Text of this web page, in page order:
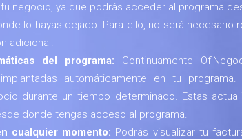
negocio, ya que podrás acceder al programa
lo hayas dejado. Para ello, no será necesario
adicional.
del programa: Continuamente
automáticamente en tu
durante un tiempo determinado. Estas
donde tengas acceso al programa.
cualquier momento: Podrás visualizar tu